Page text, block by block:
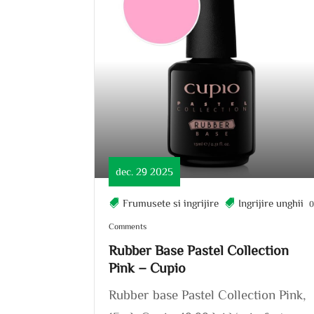
Rubber Base Pastel Collection
Pink – Cupio
dec. 29 2025
Frumusete si ingrijire Ingrijire unghii 0
Comments
Rubber base Pastel Collection Pink,